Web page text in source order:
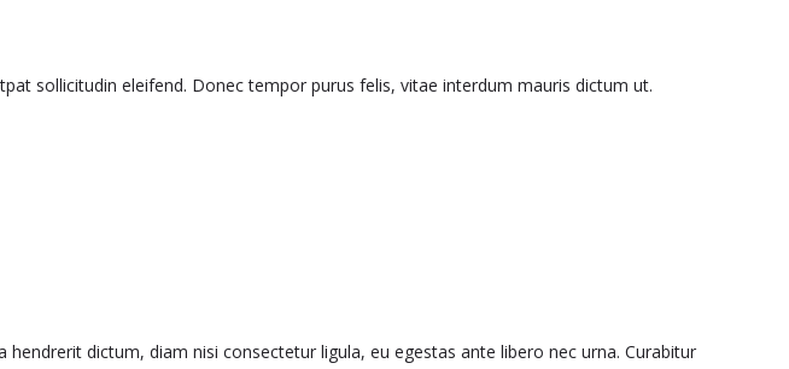
sollicitudin eleifend. Donec tempor purus felis, vitae interdum mauris dictum ut.
dictum, diam nisi consectetur ligula, eu egestas ante libero nec urna. Curabitur